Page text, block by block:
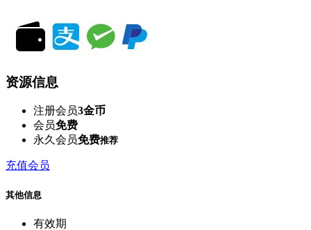
资源信息
注册会员3金币
会员免费
永久会员免费推荐
充值会员
其他信息
有效期